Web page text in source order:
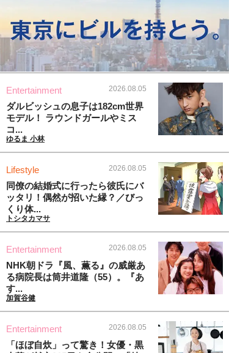
Entertainment 2026.08.05
ダルビッシュの息子は182cm世界
モデル！ ラウンドガールやミス
コ...
ゆるま 小林
Lifestyle 2026.08.05
同僚の結婚式に行ったら彼氏にバ
ッタリ！偶然が招いた縁？／びっ
くり体...
トシタカマサ
Entertainment 2026.08.05
NHK朝ドラ『風、薫る』の威厳あ
る病院長は筒井道隆（55）。『あ
す...
加賀谷健
Entertainment 2026.08.05
「ほぼ自炊」って驚き！女優・黒